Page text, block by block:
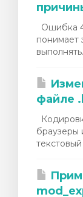
Ошибка
понимает
файле
браузеры
текстовый